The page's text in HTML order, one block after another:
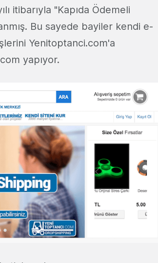
itibarıyla "Kapıda Ödemeli
Bu sayede bayiler kendi e-
Yenitoptanci.com'a
yapıyor.